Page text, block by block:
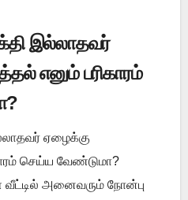
இல்லாதவர்
எனும் பரிகாரம்
ஏழைக்கு
செய்ய வேண்டுமா?
வீட்டில் அனைவரும் நோன்பு